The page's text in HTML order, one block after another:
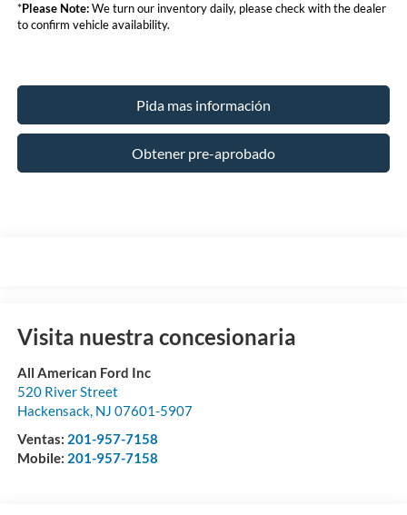
*Please Note:We turn our inventory daily, please check with the dealer
to confirm vehicle availability.
Pida mas información
Obtener pre-aprobado
Visita nuestra concesionaria
All American Ford Inc
520 River Street
Hackensack, NJ 07601-5907
Ventas: 201-957-7158
Mobile: 201-957-7158